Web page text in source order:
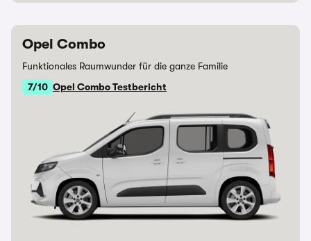
Opel Combo
Funktionales Raumwunder für die ganze Familie
7/10 Opel Combo Testbericht